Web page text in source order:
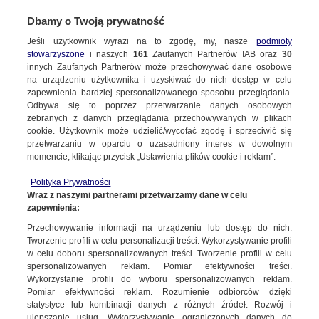
WARSZAWA
ŚRÓDMIEŚCIE
Pomnik Syrenki ma jej twarz. Zginęła
drugiego dnia powstania
2.08.2024, 14:33
Dbamy o Twoją prywatność
Jeśli użytkownik wyrazi na to zgodę, my, nasze podmioty
stowarzyszone i naszych 161Zaufanych Partnerów IAB oraz 30
innych Zaufanych Partnerów może przechowywać dane osobowe
na urządzeniu użytkownika i uzyskiwać do nich dostęp w celu
zapewnienia bardziej spersonalizowanego sposobu przeglądania.
Odbywa się to poprzez przetwarzanie danych osobowych
zebranych z danych przeglądania przechowywanych w plikach
cookie. Użytkownik może udzielić/wycofać zgodę i sprzeciwić się
przetwarzaniu w oparciu o uzasadniony interes w dowolnym
momencie, klikając przycisk „Ustawienia plików cookie i reklam”.
Polityka Prywatności
Wraz z naszymi partnerami przetwarzamy dane w celu
zapewnienia:
Przechowywanie informacji na urządzeniu lub dostęp do nich.
Tworzenie profili w celu personalizacji treści. Wykorzystywanie profili
w celu doboru spersonalizowanych treści. Tworzenie profili w celu
spersonalizowanych reklam. Pomiar efektywności treści.
Wykorzystanie profili do wyboru spersonalizowanych reklam.
Pomiar efektywności reklam. Rozumienie odbiorców dzięki
statystyce lub kombinacji danych z różnych źródeł. Rozwój i